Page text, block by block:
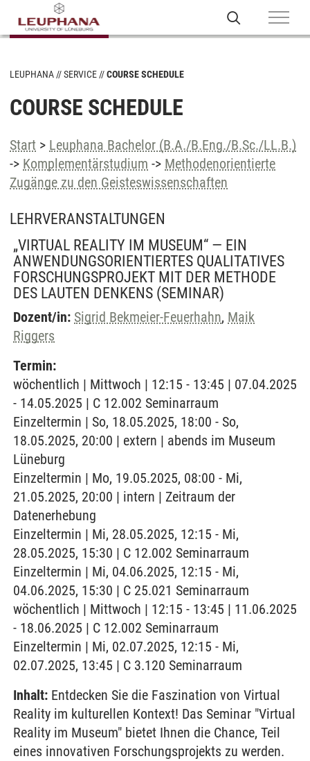
LEUPHANA SERVICE COURSE SCHEDULE
COURSE SCHEDULE
Start > Leuphana Bachelor (B.A./B.Eng./B.Sc./LL.B.)
-> Komplementärstudium -> Methodenorientierte
Zugänge zu den Geisteswissenschaften
LEHRVERANSTALTUNGEN
„VIRTUAL REALITY IM MUSEUM“ — EIN
ANWENDUNGSORIENTIERTES QUALITATIVES
FORSCHUNGSPROJEKT MIT DER METHODE
DES LAUTEN DENKENS (SEMINAR)
Dozent/in: Sigrid Bekmeier-Feuerhahn, Maik
Riggers
Termin:
wöchentlich | Mittwoch | 12:15 - 13:45 | 07.04.2025
- 14.05.2025 | C 12.002 Seminarraum
Einzeltermin | So, 18.05.2025, 18:00 - So,
18.05.2025, 20:00 | extern | abends im Museum
Lüneburg
Einzeltermin | Mo, 19.05.2025, 08:00 - Mi,
21.05.2025, 20:00 | intern | Zeitraum der
Datenerhebung
Einzeltermin | Mi, 28.05.2025, 12:15 - Mi,
28.05.2025, 15:30 | C 12.002 Seminarraum
Einzeltermin | Mi, 04.06.2025, 12:15 - Mi,
04.06.2025, 15:30 | C 25.021 Seminarraum
wöchentlich | Mittwoch | 12:15 - 13:45 | 11.06.2025
- 18.06.2025 | C 12.002 Seminarraum
Einzeltermin | Mi, 02.07.2025, 12:15 - Mi,
02.07.2025, 13:45 | C 3.120 Seminarraum
Inhalt: Entdecken Sie die Faszination von Virtual
Reality im kulturellen Kontext! Das Seminar "Virtual
Reality im Museum" bietet Ihnen die Chance, Teil
eines innovativen Forschungsprojekts zu werden.